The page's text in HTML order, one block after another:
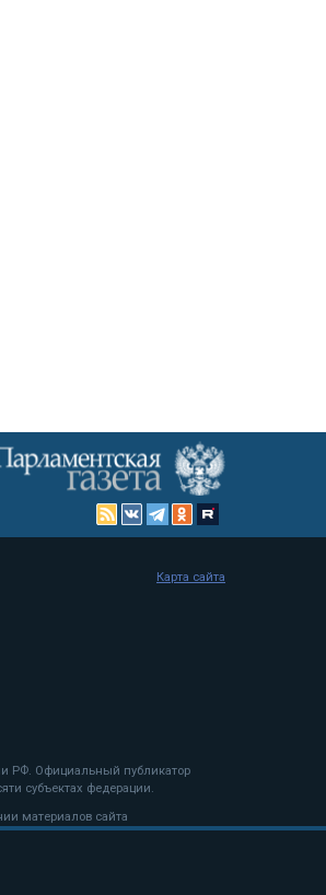
РФ. Официальный публикатор
субъектах федерации.
материалов сайта
Карта сайта